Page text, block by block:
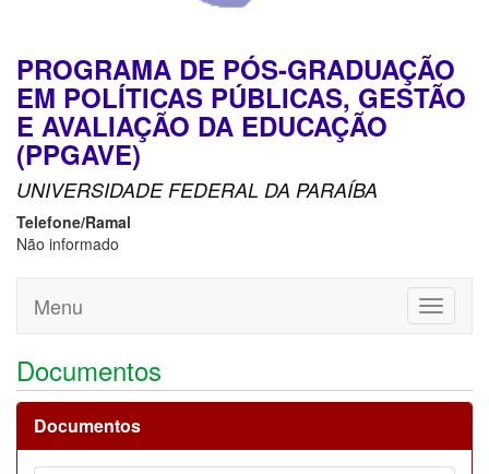
PROGRAMA DE PÓS-GRADUAÇÃO
EM POLÍTICAS PÚBLICAS, GESTÃO
E AVALIAÇÃO DA EDUCAÇÃO
(PPGAVE)
UNIVERSIDADE FEDERAL DA PARAÍBA
Telefone/Ramal
Não informado
Toggle
Menu
Documentos
Documentos